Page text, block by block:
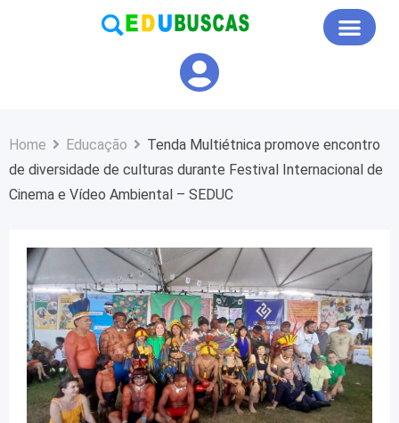
Home Educação
Tenda Multiétnica promove encontro
de diversidade de culturas durante Festival Internacional de
Cinema e Vídeo Ambiental – SEDUC